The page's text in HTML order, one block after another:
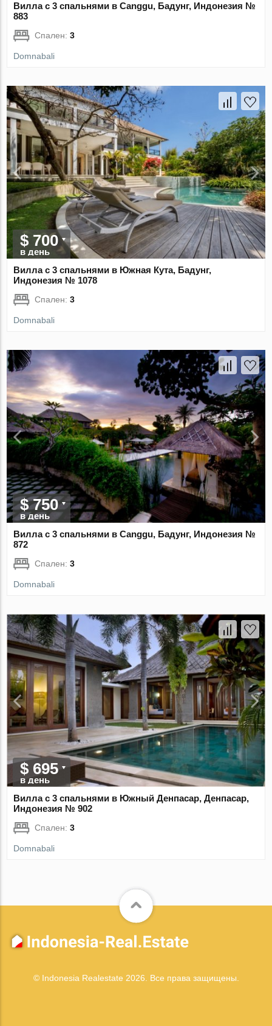
Вилла с 3 спальнями в Canggu, Бадунг, Индонезия №
883
Спален:3
Domnabali
$ 700
в день
Вилла с 3 спальнями в Южная Кута, Бадунг,
Индонезия № 1078
Спален:3
Domnabali
$ 750
в день
Вилла с 3 спальнями в Canggu, Бадунг, Индонезия №
872
Спален:3
Domnabali
$ 695
в день
Вилла с 3 спальнями в Южный Денпасар, Денпасар,
Индонезия № 902
Спален:3
Domnabali
© Indonesia Realestate 2026. Все права защищены.